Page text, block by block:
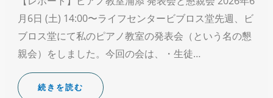
月6日 (土) 14:00〜ライフセンタービブロス堂先週、ビ
ブロス堂にて私のピアノ教室の発表会（という名の懇
親会）をしました。今回の会は、・生徒…
続きを読む